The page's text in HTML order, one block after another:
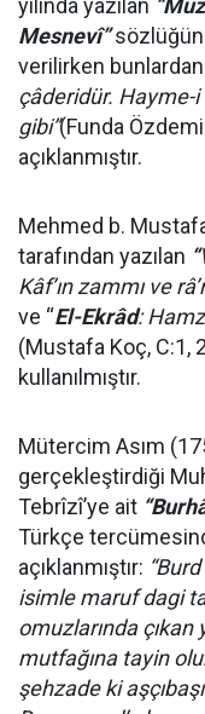
Mesnevî”
verilirken
çâderidür. Hayme-i
gibi”(Funda
açıklanmıştır.
Mehmed b.
tarafından yazılan
Kâf’ın zammı ve
ve “El-Ekrâd:
(Mustafa Koç, C:1,
kullanılmıştır.
Mütercim Asım
gerçekleştirdiği
Tebrîzî’ye ait
Türkçe
açıklanmıştır:
isimle maruf dagi
omuzlarında
mutfağına tayin
şehzade ki